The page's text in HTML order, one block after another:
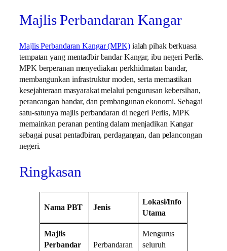
Majlis Perbandaran Kangar
Majlis Perbandaran Kangar (MPK)ialah pihak berkuasa
tempatan yang mentadbir bandar Kangar, ibu negeri Perlis.
MPK berperanan menyediakan perkhidmatan bandar,
membangunkan infrastruktur moden, serta memastikan
kesejahteraan masyarakat melalui pengurusan kebersihan,
perancangan bandar, dan pembangunan ekonomi. Sebagai
satu-satunya majlis perbandaran di negeri Perlis, MPK
memainkan peranan penting dalam menjadikan Kangar
sebagai pusat pentadbiran, perdagangan, dan pelancongan
negeri.
Ringkasan
Nama PBT Jenis
Lokasi/Info
Utama
Majlis
Perbandar
Perbandaran
Mengurus
seluruh